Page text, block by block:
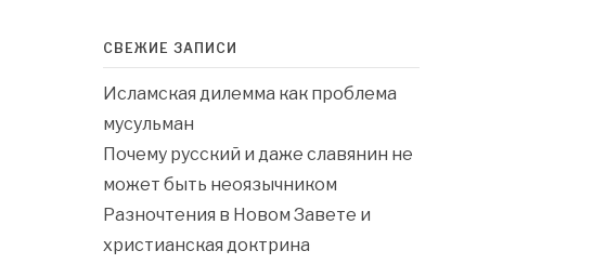
СВЕЖИЕ ЗАПИСИ
Исламская дилемма как проблема
мусульман
Почему русский и даже славянин не
может быть неоязычником
Разночтения в Новом Завете и
христианская доктрина